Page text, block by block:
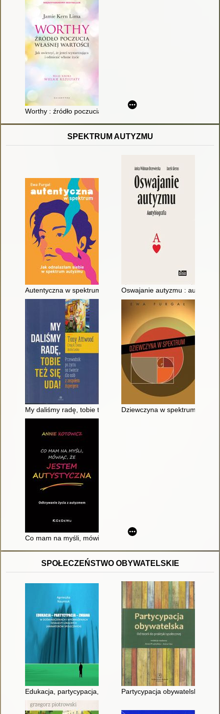
Worthy : źródło poczucia własnej wartości : jak uwierzyć, że
SPEKTRUM AUTYZMU
Autentyczna w spektrum Oswajanie autyzmu :
My daliśmy radę, tobie też się uda! : przewodnik po życiu na
Dziewczyna w spektrum
Co mam na myśli, mówiąc, że jestem autystyczna :
SPOŁECZEŃSTWO OBYWATELSKIE
Edukacja, partycypacja, zmiana w doświadczeniach i
Partycypacja obywatelska : od